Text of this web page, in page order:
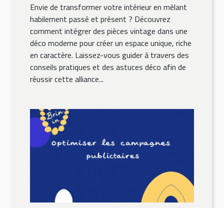
Envie de transformer votre intérieur en mêlant
habilement passé et présent ? Découvrez
comment intégrer des pièces vintage dans une
déco moderne pour créer un espace unique, riche
en caractère. Laissez-vous guider à travers des
conseils pratiques et des astuces déco afin de
réussir cette alliance...